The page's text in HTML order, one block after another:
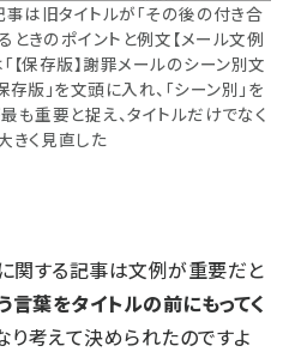
は旧タイトルが「その後の付き合
ときのポイントと例文【メール文例
「【保存版】謝罪メールのシーン別文
存版」を文頭に入れ、「シーン別」を
も重要と捉え、タイトルだけでなく
きく見直した
関する記事は文例が重要だと
言葉をタイトルの前にもってく
り考えて決められたのですよ